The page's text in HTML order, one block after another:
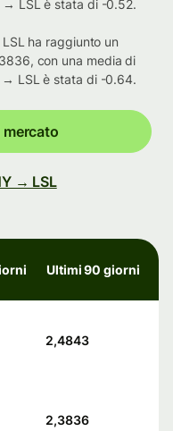
→ LSL è stata di -0.52.
ha raggiunto un
con una media di
→ LSL è stata di -0.64.
→ LSL
Ultimi 90 giorni
2,4843
2,3836